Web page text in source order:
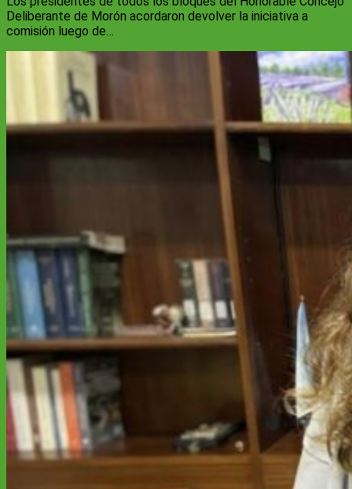
Deliberante de Morón acordaron devolver la iniciativa a
comisión luego de…